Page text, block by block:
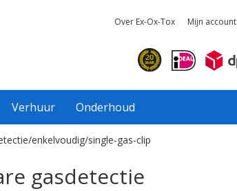
Over Ex-Ox-Tox Mijn account
Verhuur Onderhoud
enkelvoudig/single-gas-clip
gasdetectie